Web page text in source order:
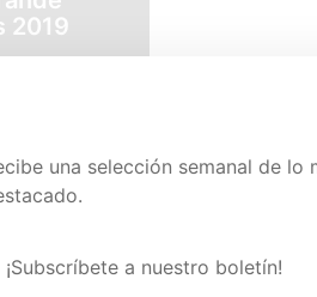
2019
nuestra página de Patreon y
formas en que puedes apoyarnos
una selección semanal de lo
¡Subscríbete a nuestro boletín!